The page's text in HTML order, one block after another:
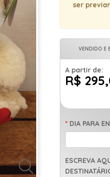
ser
VENDIDO E
A partir de:
R$
DIA PARA
ESCREVA